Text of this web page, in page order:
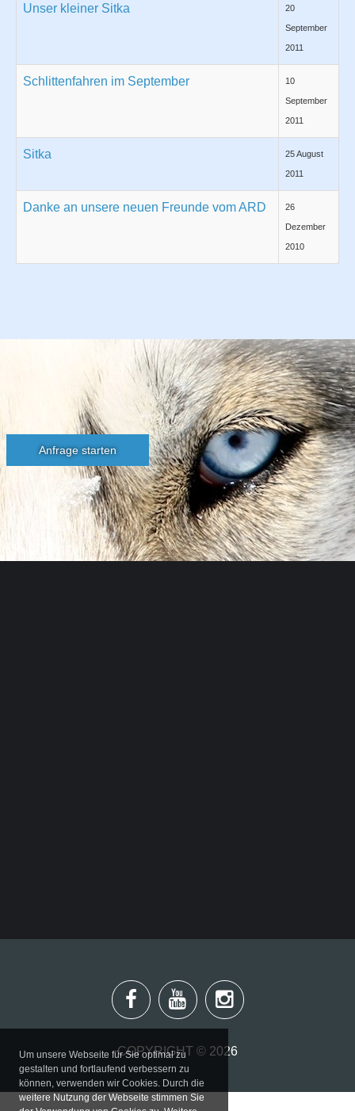
Um unsere Webseite für Sie optimal zu
gestalten und fortlaufend verbessern zu
können, verwenden wir Cookies. Durch die
weitere Nutzung der Webseite stimmen Sie
Unser kleiner Sitka 20
September
2011
Schlittenfahren im September 10
September
2011
Sitka 25 August
2011
Danke an unsere neuen Freunde vom ARD 26
Dezember
2010
Anfrage starten
COPYRIGHT © 2026